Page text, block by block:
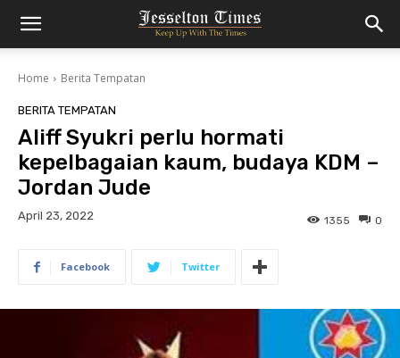
Home Berita Tempatan
BERITA TEMPATAN
Aliff Syukri perlu hormati
kepelbagaian kaum, budaya KDM –
Jordan Jude
April 23, 2022 0
1355
Facebook Twitter